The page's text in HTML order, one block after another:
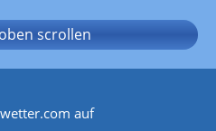
scrollen
auf